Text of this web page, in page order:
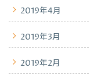
2019年4月
2019年3月
2019年2月